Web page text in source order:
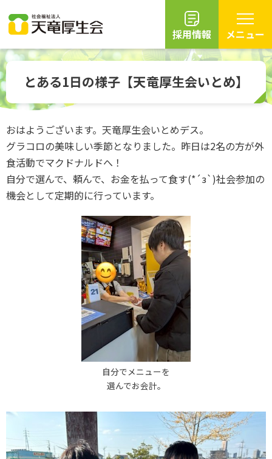
グ
ロ
ー
バ
ナ
ビ
ゲ
ー
シ
本
文
へ
ロ
ー
カ
ル
ビ
ゲ
ー
シ
ョ
フ
ッ
タ
ー
採用情報 メニュー
とある1日の様子【天竜厚生会いとめ】
おはようございます。天竜厚生会いとめデス。
グラコロの美味しい季節となりました。昨日は2名の方が外
食活動でマクドナルドへ！
自分で選んで、頼んで、お金を払って食す(*´з`)社会参加の
機会として定期的に行っています。
自分でメニューを
選んでお会計。